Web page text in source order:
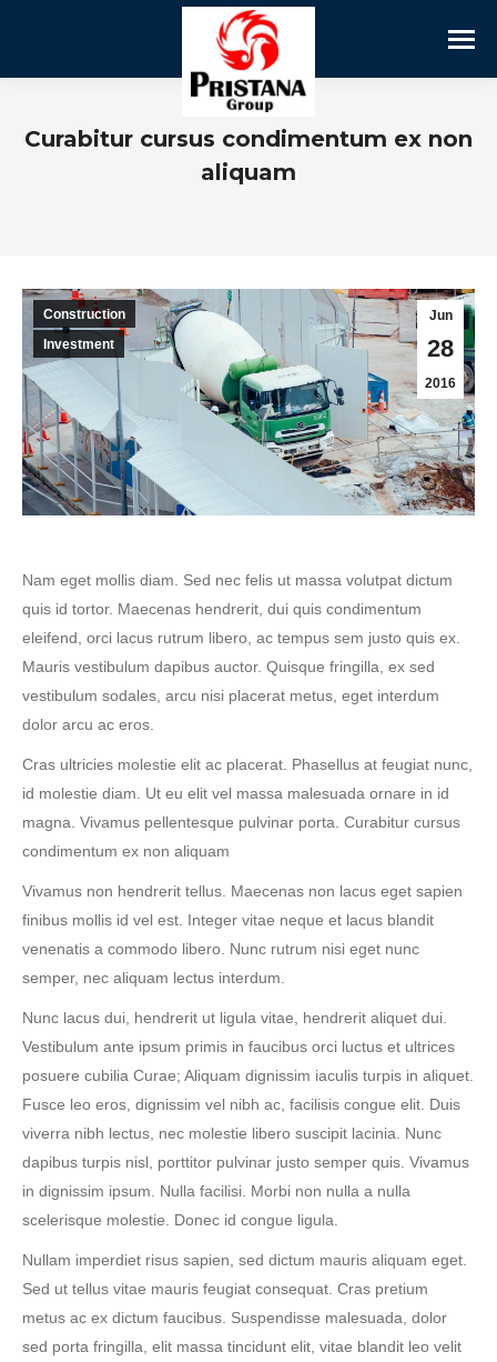
Curabitur cursus condimentum ex non
aliquam
Jun
28
2016
Construction
Investment
Nam eget mollis diam. Sed nec felis ut massa volutpat dictum
quis id tortor. Maecenas hendrerit, dui quis condimentum
eleifend, orci lacus rutrum libero, ac tempus sem justo quis ex.
Mauris vestibulum dapibus auctor. Quisque fringilla, ex sed
vestibulum sodales, arcu nisi placerat metus, eget interdum
dolor arcu ac eros.
Cras ultricies molestie elit ac placerat. Phasellus at feugiat nunc,
id molestie diam. Ut eu elit vel massa malesuada ornare in id
magna. Vivamus pellentesque pulvinar porta. Curabitur cursus
condimentum ex non aliquam
Vivamus non hendrerit tellus. Maecenas non lacus eget sapien
finibus mollis id vel est. Integer vitae neque et lacus blandit
venenatis a commodo libero. Nunc rutrum nisi eget nunc
semper, nec aliquam lectus interdum.
Nunc lacus dui, hendrerit ut ligula vitae, hendrerit aliquet dui.
Vestibulum ante ipsum primis in faucibus orci luctus et ultrices
posuere cubilia Curae; Aliquam dignissim iaculis turpis in aliquet.
Fusce leo eros, dignissim vel nibh ac, facilisis congue elit. Duis
viverra nibh lectus, nec molestie libero suscipit lacinia. Nunc
dapibus turpis nisl, porttitor pulvinar justo semper quis. Vivamus
in dignissim ipsum. Nulla facilisi. Morbi non nulla a nulla
scelerisque molestie. Donec id congue ligula.
Nullam imperdiet risus sapien, sed dictum mauris aliquam eget.
Sed ut tellus vitae mauris feugiat consequat. Cras pretium
metus ac ex dictum faucibus. Suspendisse malesuada, dolor
sed porta fringilla, elit massa tincidunt elit, vitae blandit leo velit